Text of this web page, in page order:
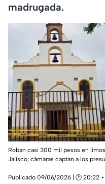
madrugada.
Roban casi 300 mil pesos en
Jalisco; cámaras captan a los
Publicado 09/06/2026 | 🕑 20:22